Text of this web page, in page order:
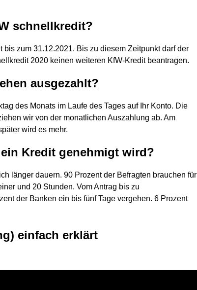
schnellkredit?
bis zum 31.12.2021. Bis zu diesem Zeitpunkt darf der
2020 keinen weiteren KfW-Kredit beantragen.
ausgezahlt?
des Monats im Laufe des Tages auf Ihr Konto. Die
wir von der monatlichen Auszahlung ab. Am
wird es mehr.
Kredit genehmigt wird?
länger dauern. 90 Prozent der Befragten brauchen für
und 20 Stunden. Vom Antrag bis zu
der Banken ein bis fünf Tage vergehen. 6 Prozent
einfach erklärt